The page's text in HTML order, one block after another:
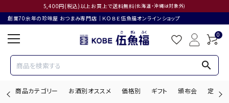
5,400円(税込)以上お買上で送料無料(北海道・沖縄は対象外)
創業70余年の珍味屋 おつまみ専門店│ＫＯＢＥ伍魚福オンラインショップ
0
search
商品カテゴリー お酒別オススメ 価格別 ギフト 頒布会 定期購